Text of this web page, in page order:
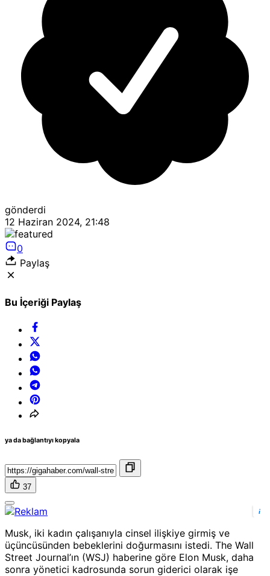
gönderdi
12 Haziran 2024, 21:48
0
Paylaş
Bu İçeriği Paylaş
ya da bağlantıyı kopyala
37
i
Musk, iki kadın çalışanıyla cinsel ilişkiye girmiş ve
üçüncüsünden bebeklerini doğurmasını istedi. The Wall
Street Journal’ın (WSJ) haberine göre Elon Musk, daha
sonra yönetici kadrosunda sorun giderici olarak işe